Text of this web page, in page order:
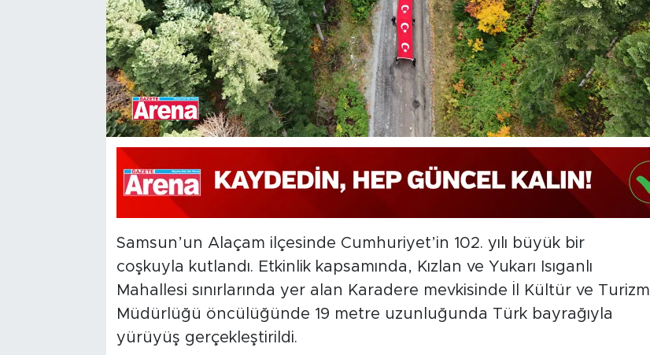
Samsun’un Alaçam ilçesinde Cumhuriyet’in 102. yılı büyük bir
coşkuyla kutlandı. Etkinlik kapsamında, Kızlan ve Yukarı Isıganlı
Mahallesi sınırlarında yer alan Karadere mevkisinde İl Kültür ve Turizm
Müdürlüğü öncülüğünde 19 metre uzunluğunda Türk bayrağıyla
yürüyüş gerçekleştirildi.